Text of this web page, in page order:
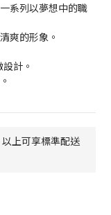
系列以夢想中的職
爽的形象。
計。
上可享標準配送